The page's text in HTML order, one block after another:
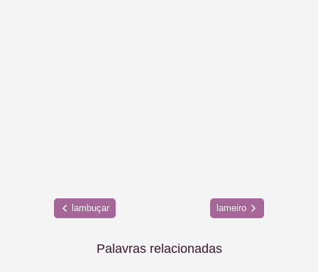
lambuçar lameiro
Palavras relacionadas